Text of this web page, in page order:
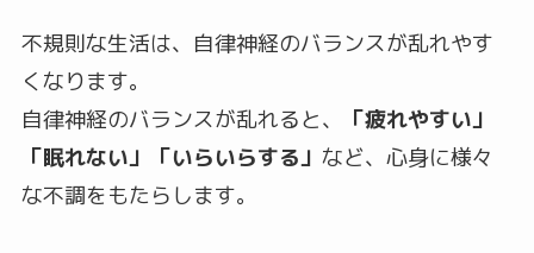
不規則な生活は、自律神経のバランスが乱れやす
くなります。
自律神経のバランスが乱れると、
「疲れやすい」
「眠れない」「いらいらする」 など、心身に様々
な不調をもたらします。